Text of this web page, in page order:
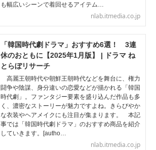
も幅広いシーンで着回せるアイテム…
nlab.itmedia.co.jp
「韓国時代劇ドラマ」おすすめ6選！ 3連
休のおともに【2025年1月版】 | ドラマ ね
とらぼリサーチ
高麗王朝時代や朝鮮王朝時代などを舞台に、権力
闘争や陰謀、身分違いの恋愛などが描かれる「韓国
時代劇」。ファンタジー要素を盛り込んだ作品も多
く、濃密なストーリーが魅力ですよね。きらびやか
な衣装やヘアメイクにも注目が集まります。 本記
事では「韓国時代劇ドラマ」のおすすめ商品を紹介
していきます。[autho…
nlab.itmedia.co.jp